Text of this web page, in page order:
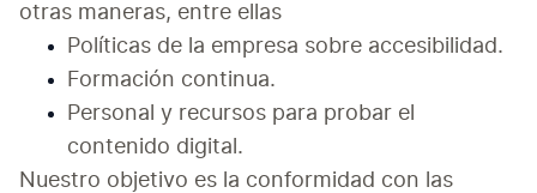
otras maneras, entre ellas
Políticas de la empresa sobre accesibilidad.
Formación continua.
Personal y recursos para probar el
contenido digital.
Nuestro objetivo es la conformidad con las